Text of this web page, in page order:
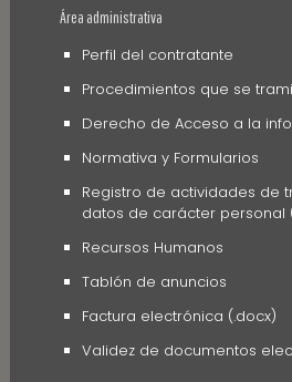
Área administrativa
Perfil del contratante
Procedimientos que se
Derecho de Acceso a la
Normativa y Formularios
Registro de actividades de
datos de carácter personal
Recursos Humanos
Tablón de anuncios
Factura electrónica (.docx)
Validez de documentos